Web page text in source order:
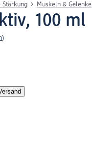
Stärkung Muskeln & Gelenke
100 ml
)